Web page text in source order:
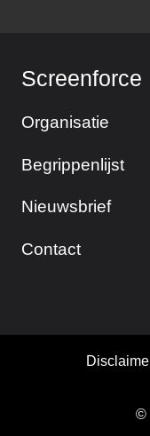
Screenforce
Organisatie
Begrippenlijst
Nieuwsbrief
Contact
©